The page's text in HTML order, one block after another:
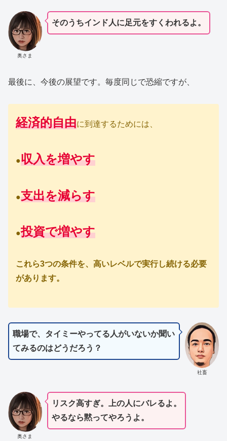
奥さま
そのうちインド人に足元をすくわれるよ。
最後に、今後の展望です。毎度同じで恐縮ですが、
経済的自由に到達するためには、
●収入を増やす
●支出を減らす
●投資で増やす
これら3つの条件を、高いレベルで実行し続ける必要
があります。
社畜
職場で、タイミーやってる人がいないか聞い
てみるのはどうだろう？
奥さま
リスク高すぎ。上の人にバレるよ。
やるなら黙ってやろうよ。